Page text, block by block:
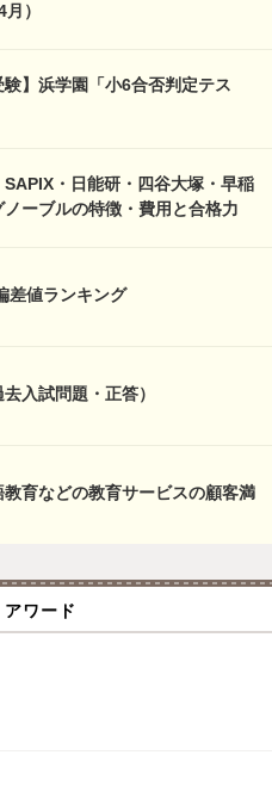
）
】浜学園「小6合否判定テス
SAPIX・日能研・四谷大塚・早稲
ーブルの特徴・費用と合格力
差値ランキング
入試問題・正答）
教育などの教育サービスの顧客満
アワード